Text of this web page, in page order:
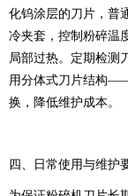
化钨涂层的刀片，普
冷夹套，控制粉碎温
局部过热。定期检测
用分体式刀片结构
换，降低维护成本。
四、日常使用与维护